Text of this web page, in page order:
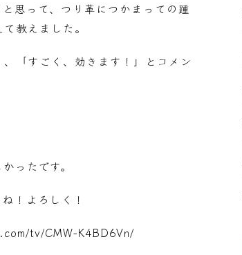
思って、つり革につかまっての踵
教えました。
「すごく、効きます！」とコメン
ったです。
！よろしく！
tv/CMW-K4BD6Vn/